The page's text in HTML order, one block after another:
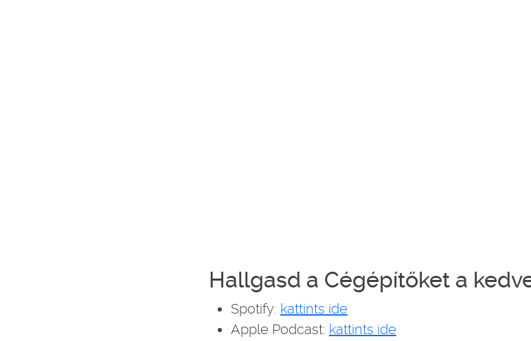
Hallgasd a Cégépítőket a
Spotify: kattints ide
Apple Podcast: kattints ide